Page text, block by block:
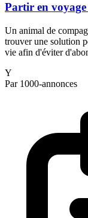
Partir en
Un animal de
trouver une solution
vie afin d'éviter
Y
Par 1000-annonces